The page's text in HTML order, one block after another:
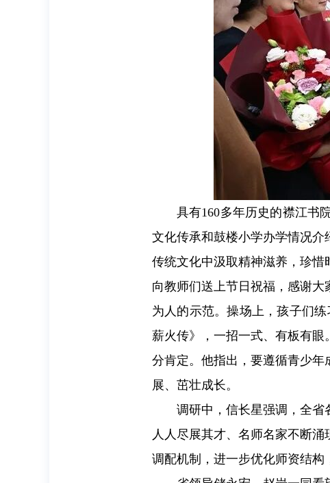
具有160多年历史的襟江书
文化传承和鼓楼小学办学情况
传统文化中汲取精神滋养，珍
向教师们送上节日祝福，感谢大
为人的示范。操场上，孩子们
薪火传》，一招一式、有板有
分肯定。他指出，要遵循青少
展、茁壮成长。
调研中，信长星强调，全
人人尽展其才、名师名家不断
调配机制，进一步优化师资结构